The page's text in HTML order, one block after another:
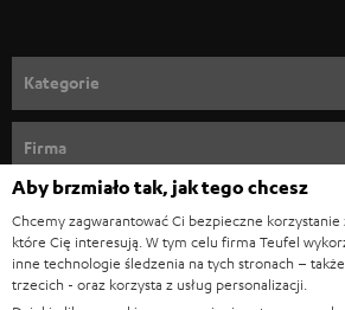
n
e
w
s
l
e
t
Kategorie
KOMPLETNE SYSTEMY
SOUNDBARY
GŁOŚNIKI HIFI
Firma
WSPARCIE
KARIERA
KONTAKT PRASOWY
Sklepy internetowe Teufel
NIEMCY
Aby brzmiało tak, jak tego chcesz
Chcemy zagwarantować Ci bezpieczne
które Cię interesują. W tym celu firma Teufel
inne technologie śledzenia na tych stronach –
trzecich - oraz korzysta z usług personalizacji.